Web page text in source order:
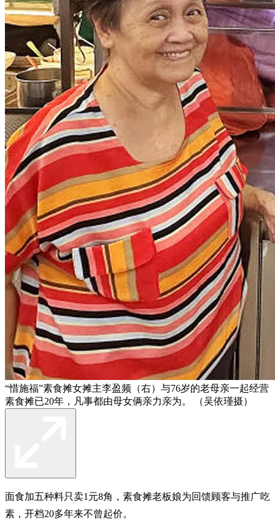
“惜施福”素食摊女摊主李盈频（右）与76岁的老母亲一起经营
素食摊已20年，凡事都由母女俩亲力亲为。 （吴依瑾摄）
面食加五种料只卖1元8角，素食摊老板娘为回馈顾客与推广吃
素，开档20多年来不曾起价。